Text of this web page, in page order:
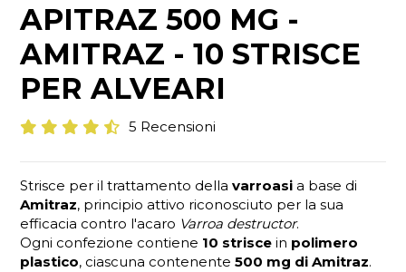
APITRAZ 500 MG -
AMITRAZ - 10 STRISCE
PER ALVEARI
5 Recensioni
Strisce per il trattamento dellavarroasi a base di
Amitraz, principio attivo riconosciuto per la sua
efficacia contro l'acaro Varroa destructor.
Ogni confezione contiene 10 strisce in polimero
plastico, ciascuna contenente500 mg di Amitraz.